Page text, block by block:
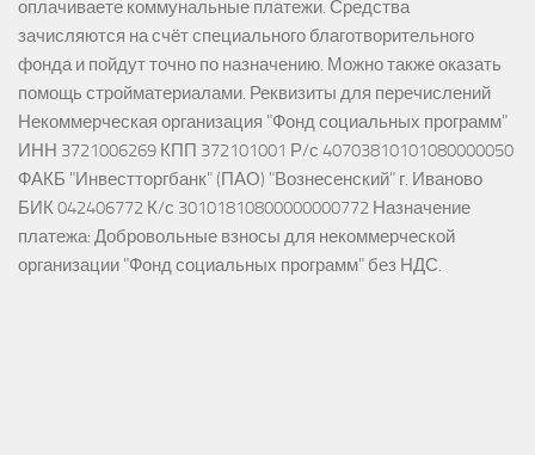
оплачиваете коммунальные платежи. Средства
зачисляются на счёт специального благотворительного
фонда и пойдут точно по назначению. Можно также оказать
помощь стройматериалами. Реквизиты для перечислений
Некоммерческая организация "Фонд социальных программ"
ИНН 3721006269 КПП 372101001 Р/с 40703810101080000050
ФАКБ "Инвестторгбанк" (ПАО) "Вознесенский" г. Иваново
БИК 042406772 К/с 30101810800000000772 Назначение
платежа: Добровольные взносы для некоммерческой
организации "Фонд социальных программ" без НДС.